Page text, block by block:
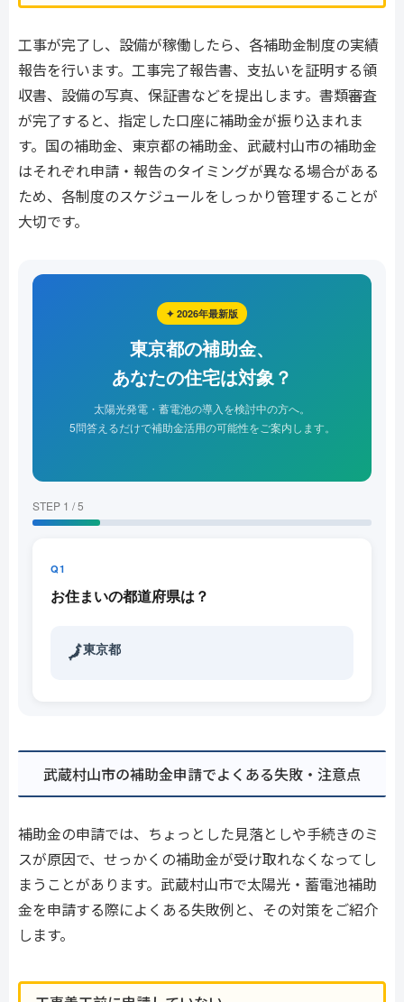
工事が完了し、設備が稼働したら、各補助金制度の実績
報告を行います。工事完了報告書、支払いを証明する領
収書、設備の写真、保証書などを提出します。書類審査
が完了すると、指定した口座に補助金が振り込まれま
す。国の補助金、東京都の補助金、武蔵村山市の補助金
はそれぞれ申請・報告のタイミングが異なる場合がある
ため、各制度のスケジュールをしっかり管理することが
大切です。
✦ 2026年最新版
東京都の補助金、
あなたの住宅は対象？
太陽光発電・蓄電池の導入を検討中の方へ。
5問答えるだけで補助金活用の可能性をご案内します。
STEP 1 / 5
Q1
お住まいの都道府県は？
🗾東京都
武蔵村山市の補助金申請でよくある失敗・注意点
補助金の申請では、ちょっとした見落としや手続きのミ
スが原因で、せっかくの補助金が受け取れなくなってし
まうことがあります。武蔵村山市で太陽光・蓄電池補助
金を申請する際によくある失敗例と、その対策をご紹介
します。